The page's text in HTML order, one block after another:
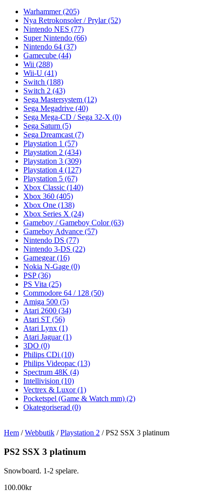
Warhammer(205)
Nya Retrokonsoler / Prylar(52)
Nintendo NES (77)
Super Nintendo (66)
Nintendo 64 (37)
Gamecube (44)
Wii (288)
Wii-U (41)
Switch (188)
Switch 2 (43)
Sega Mastersystem (12)
Sega Megadrive (40)
Sega Mega-CD / Sega 32-X (0)
Sega Saturn (5)
Sega Dreamcast (7)
Playstation 1 (57)
Playstation 2 (434)
Playstation 3 (309)
Playstation 4 (127)
Playstation 5 (67)
Xbox Classic (140)
Xbox 360 (405)
Xbox One (138)
Xbox Series X (24)
Gameboy / Gameboy Color(63)
Gameboy Advance (57)
Nintendo DS (77)
Nintendo 3-DS (22)
Gamegear(16)
Nokia N-Gage (0)
PSP(36)
PS Vita (25)
Commodore 64 / 128 (50)
Amiga 500 (5)
Atari 2600 (34)
Atari ST (56)
Atari Lynx (1)
Atari Jaguar(1)
3DO (0)
Philips CDi (10)
Philips Videopac (13)
Spectrum 48K (4)
Intellivision (10)
Vectrex & Luxor(1)
Pocketspel (Game & Watch mm) (2)
Okategoriserad (0)
Hem /Webbutik /Playstation 2 / PS2 SSX 3 platinum
PS2 SSX 3 platinum
Snowboard. 1-2 spelare.
100.00kr